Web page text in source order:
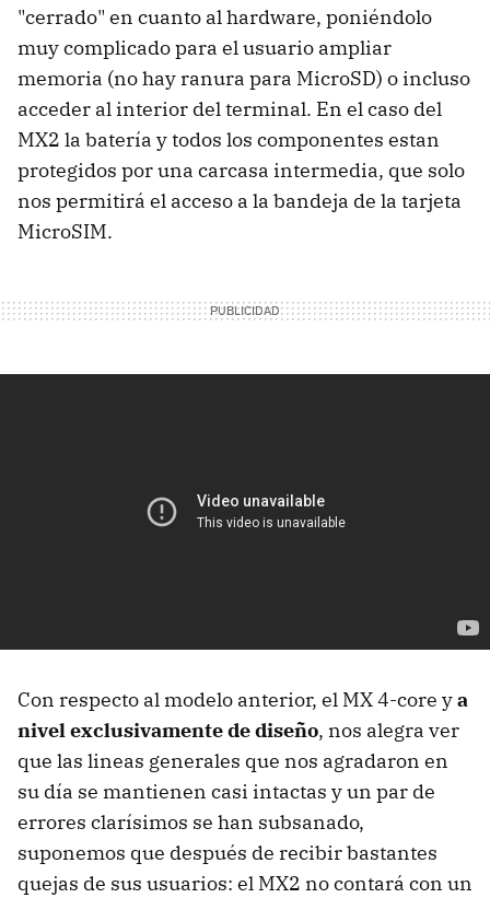
"cerrado" en cuanto al hardware, poniéndolo
muy complicado para el usuario ampliar
memoria (no hay ranura para MicroSD) o incluso
acceder al interior del terminal. En el caso del
MX2 la batería y todos los componentes estan
protegidos por una carcasa intermedia, que solo
nos permitirá el acceso a la bandeja de la tarjeta
MicroSIM.
Con respecto al modelo anterior, el MX 4-core ya
nivel exclusivamente de diseño, nos alegra ver
que las lineas generales que nos agradaron en
su día se mantienen casi intactas y un par de
errores clarísimos se han subsanado,
suponemos que después de recibir bastantes
quejas de sus usuarios: el MX2 no contará con un